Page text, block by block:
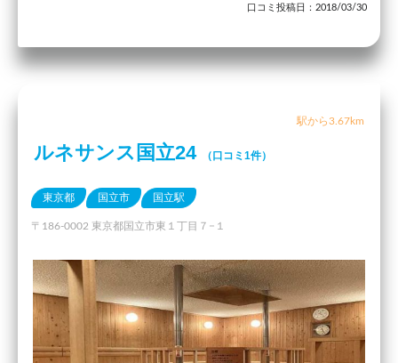
口コミ投稿日：2018/03/30
駅から3.67km
ルネサンス国立24 （口コミ1件）
東京都 国立市 国立駅
〒186-0002 東京都国立市東１丁目７−１